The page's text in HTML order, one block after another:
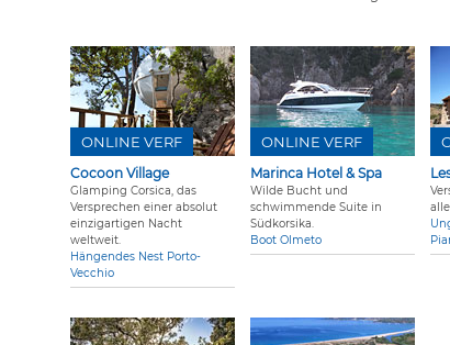
Cocoon Village
Glamping Corsica, das
Versprechen einer absolut
einzigartigen Nacht
weltweit.
Hängendes Nest Porto-
Vecchio
ONLINE VERF
Marinca Hotel & Spa
Wilde Bucht und
schwimmende Suite in
Südkorsika.
Boot Olmeto
ONLINE VERF